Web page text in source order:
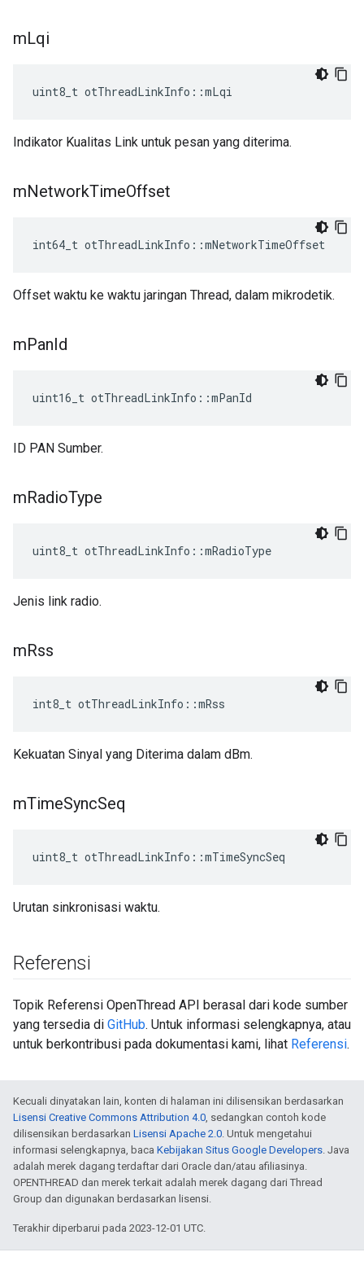
mLqi
uint8_t otThreadLinkInfo ::mLqi
Indikator Kualitas Link untuk pesan yang diterima.
mNetworkTimeOffset
int64_t otThreadLinkInfo ::mNetworkTimeOffset
Offset waktu ke waktu jaringan Thread, dalam mikrodetik.
mPanId
uint16_t otThreadLinkInfo ::mPanId
ID PAN Sumber.
mRadioType
uint8_t otThreadLinkInfo ::mRadioType
Jenis link radio.
mRss
int8_t otThreadLinkInfo ::mRss
Kekuatan Sinyal yang Diterima dalam dBm.
mTimeSyncSeq
uint8_t otThreadLinkInfo ::mTimeSyncSeq
Urutan sinkronisasi waktu.
Referensi
Topik Referensi OpenThread API berasal dari kode sumber
yang tersedia di GitHub. Untuk informasi selengkapnya, atau
untuk berkontribusi pada dokumentasi kami, lihat Referensi.
Kecuali dinyatakan lain, konten di halaman ini dilisensikan berdasarkan
Lisensi Creative Commons Attribution 4.0, sedangkan contoh kode
dilisensikan berdasarkan Lisensi Apache 2.0. Untuk mengetahui
informasi selengkapnya, baca Kebijakan Situs Google Developers. Java
adalah merek dagang terdaftar dari Oracle dan/atau afiliasinya.
OPENTHREAD dan merek terkait adalah merek dagang dari Thread
Group dan digunakan berdasarkan lisensi.
Terakhir diperbarui pada 2023-12-01 UTC.